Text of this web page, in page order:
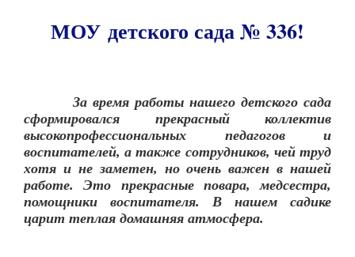
МОУ детского сада № 336!
За время работы нашего детского сада
сформировался прекрасный коллектив
высокопрофессиональных педагогов и
воспитателей, а также сотрудников, чей труд
хотя и не заметен, но очень важен в нашей
работе. Это прекрасные повара, медсестра,
помощники воспитателя. В нашем садике
царит теплая домашняя атмосфера.